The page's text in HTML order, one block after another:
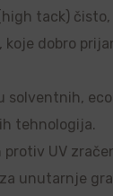
tack)
koje dobro
solventnih,
tehnologija.
UV
unutarnje